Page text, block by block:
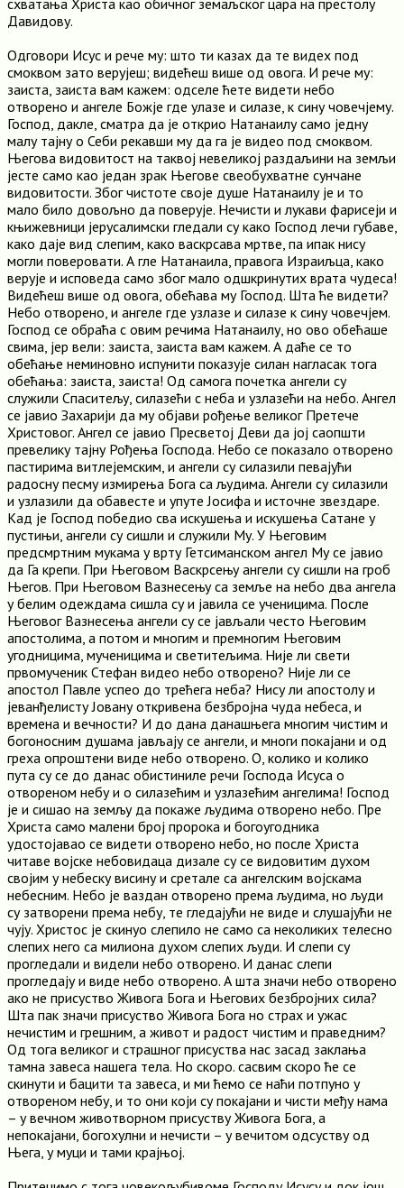
схватања Христа као обичног земаљског цара на престолу
Давидову.
Одговори Исус и рече му: што ти казах да те видех под
смоквом зато верујеш; видећеш више од овога. И рече му:
заиста, заиста вам кажем: одселе ћете видети небо
отворено и ангеле Божје где улазе и силазе, к сину човечјему.
Господ, дакле, сматра да је открио Натанаилу само једну
малу тајну о Себи рекавши му да га је видео под смоквом.
Његова видовитост на таквој невеликој раздаљини на земљи
јесте само као један зрак Његове свеобухватне сунчане
видовитости. Због чистоте своје душе Натанаилу је и то
мало било довољно да поверује. Нечисти и лукави фарисеји и
књижевници јерусалимски гледали су како Господ лечи губаве,
како даје вид слепим, како васкрсава мртве, па ипак нису
могли поверовати. А гле Натанаила, правога Израиљца, како
верује и исповеда само због мало одшкринутих врата чудеса!
Видећеш више од овога, обећава му Господ. Шта ће видети?
Небо отворено, и ангеле где узлазе и силазе к сину човечјем.
Господ се обраћа с овим речима Натанаилу, но ово обећаше
свима, јер вели: заиста, заиста вам кажем. А даће се то
обећање неминовно испунити показује силан нагласак тога
обећања: заиста, заиста! Од самога почетка ангели су
служили Спаситељу, силазећи с неба и узлазећи на небо. Ангел
се јавио Захарији да му објави рођење великог Претече
Христовог. Ангел се јавио Пресветој Деви да јој саопшти
превелику тајну Рођења Господа. Небо се показало отворено
пастирима витлејемским, и ангели су силазили певајући
радосну песму измирења Бога са људима. Ангели су силазили
и узлазили да обавесте и упуте Јосифа и источне звездаре.
Кад је Господ победио сва искушења и искушења Сатане у
пустињи, ангели су сишли и служили Му. У Његовим
предсмртним мукама у врту Гетсиманском ангел Му се јавио
да Га крепи. При Његовом Васкрсењу ангели су сишли на гроб
Његов. При Његовом Вазнесењу са земље на небо два ангела
у белим одеждама сишла су и јавила се ученицима. После
Његовог Вазнесења ангели су се јављали често Његовим
апостолима, а потом и многим и премногим Његовим
угодницима, мученицима и светитељима. Није ли свети
првомученик Стефан видео небо отворено? Није ли се
апостол Павле успео до трећега неба? Нису ли апостолу и
јеванђелисту Јовану откривена безбројна чуда небеса, и
времена и вечности? И до дана данашњега многим чистим и
богоносним душама јављају се ангели, и многи покајани и од
греха опроштени виде небо отворено. О, колико и колико
пута су се до данас обистиниле речи Господа Исуса о
отвореном небу и о силазећим и узлазећим ангелима! Господ
је и сишао на земљу да покаже људима отворено небо. Пре
Христа само малени број пророка и богоугодника
удостојавао се видети отворено небо, но после Христа
читаве војске небовидаца дизале су се видовитим духом
својим у небеску висину и сретале са ангелским војскама
небесним. Небо је ваздан отворено према људима, но људи
су затворени према небу, те гледајући не виде и слушајући не
чују. Христос је скинуо слепило не само са неколиких телесно
слепих него са милиона духом слепих људи. И слепи су
прогледали и видели небо отворено. И данас слепи
прогледају и виде небо отворено. А шта значи небо отворено
ако не присуство Живога Бога и Његових безбројних сила?
Шта пак значи присуство Живога Бога но страх и ужас
нечистим и грешним, а живот и радост чистим и праведним?
Од тога великог и страшног присуства нас засад заклања
тамна завеса нашега тела. Но скоро. сасвим скоро ће се
скинути и бацити та завеса, и ми ћемо се наћи потпуно у
отвореном небу, и то они који су покајани и чисти међу нама
– у вечном животворном присуству Живога Бога, а
непокајани, богохулни и нечисти – у вечитом одсуству од
Њега, у муци и тами крајњој.